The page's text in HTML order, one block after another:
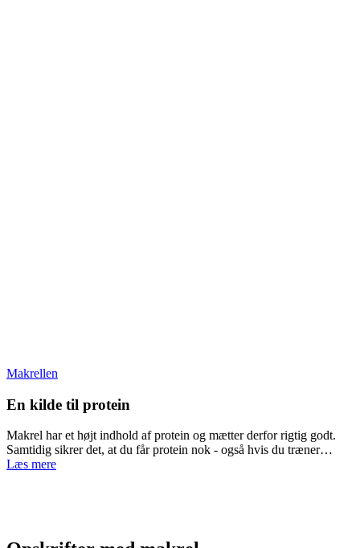
Makrellen
En kilde til protein
Makrel har et højt indhold af protein og mætter derfor rigtig godt.
Samtidig sikrer det, at du får protein nok - også hvis du træner…
Læs mere